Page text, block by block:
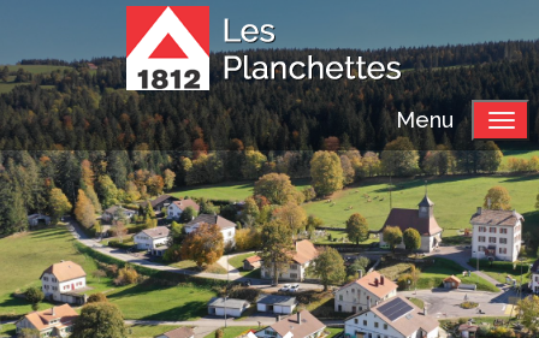
Menu